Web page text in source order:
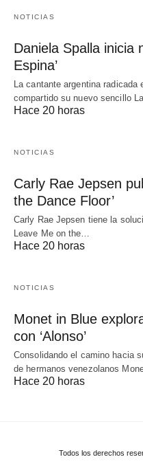
NOTICIAS
Daniela Spalla inicia
Espina’
La cantante argentina
compartido su nuevo sencillo
Hace 20 horas
NOTICIAS
Carly Rae Jepsen
the Dance Floor’
Carly Rae Jepsen tiene la
Leave Me on the…
Hace 20 horas
NOTICIAS
Monet in Blue
con ‘Alonso’
Consolidando el camino hacia
de hermanos venezolanos
Hace 20 horas
Todos los derechos